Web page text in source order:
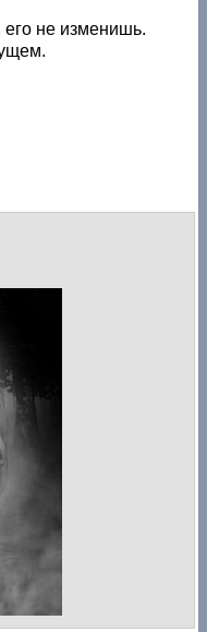
не изменишь.